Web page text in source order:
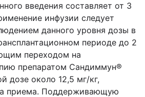
введения составляет от 3
инфузии следует
данного уровня дозы в
периоде до 2
переходом на
препаратом Сандиммун®
дозе около 12,5 мг/кг,
приема. Поддерживающую